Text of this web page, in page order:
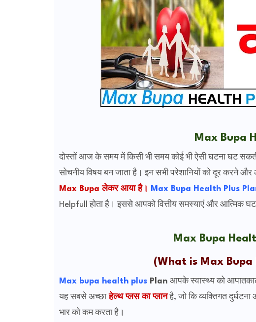
Max Bupa
दोस्तों आज के समय में किसी भी समय कोई भी ऐसी घटना घट सकती
सोचनीय विषय बन जाता है। इनसभी परेशानियों को दूर करने
Max Bupa लेकर आया है।
Max Bupa Health Plus
Helpfull होता है। इससे आपको वित्तीय समस्याएं और आत्मिक
Max Bupa
(What is Max Bupa
Max bupa health plusPlan आपके स्वास्थ्य को
यह सबसे अच्छाहेल्थ प्लस का प्लानहै, जो कि व्यक्तिगत दुर्घटना
भार को कम करता है।